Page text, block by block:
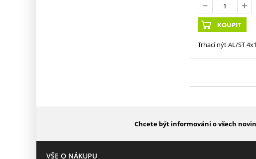
KOUPIT
Trhací nýt AL/ST
Chcete být informováni o všech
VŠE O NÁKUPU